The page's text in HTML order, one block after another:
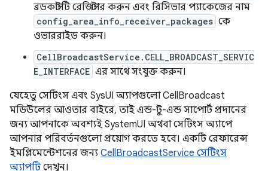
ব্রডকাস্টটি রেজিস্টার করুন এবং রিসিভার প্যাকেজের নাম
config_area_info_receiver_packages কে
ওভাররাইড করুন।
CellBroadcastService.CELL_BROADCAST_SERVIC
E_INTERFACE এর সাথে সংযুক্ত করুন।
যেহেতু সেটিংস এবং SysUI অ্যাপগুলো CellBroadcast
মডিউলের আওতার বাইরে, তাই এন্ড-টু-এন্ড সাপোর্ট প্রদানের
জন্য আপনাকে অবশ্যই SystemUI অথবা সেটিংস অ্যাপে
আপনার পরিবর্তনগুলো প্রয়োগ করতে হবে। একটি রেফারেন্স
ইমপ্লিমেন্টেশনের জন্য CellBroadcastService সেটিংস
অ্যাপটি দেখুন।